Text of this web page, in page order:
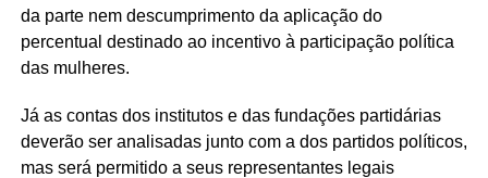
da parte nem descumprimento da aplicação do
percentual destinado ao incentivo à participação política
das mulheres.
Já as contas dos institutos e das fundações partidárias
deverão ser analisadas junto com a dos partidos políticos,
mas será permitido a seus representantes legais